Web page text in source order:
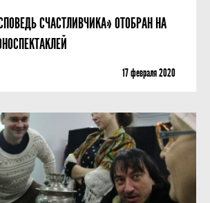
СЧАСТЛИВЧИКА» ОТОБРАН НА
17 февраля 2020